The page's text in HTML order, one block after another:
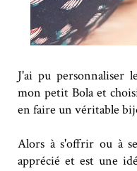
J'ai pu personnaliser
mon petit Bola et
en faire un véritable
Alors à s'offrir ou à
apprécié et est une